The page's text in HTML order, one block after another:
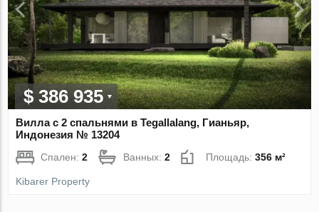
$ 386 935
Вилла с 2 спальнями в Tegallalang, Гианьяр,
Индонезия № 13204
Спален:2 Ванных:2 Площадь:356 м²
Kibarer Property